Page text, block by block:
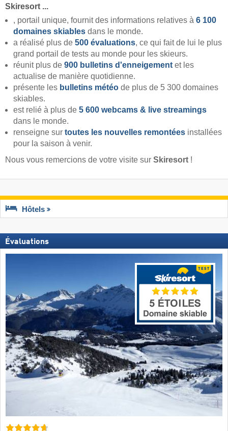
Skiresort ...
, portail unique, fournit des informations relatives à 6 100
domaines skiables dans le monde.
a réalisé plus de 500 évaluations, ce qui fait de lui le plus
grand portail de tests au monde pour les skieurs.
réunit plus de 900 bulletins d'enneigement et les
actualise de manière quotidienne.
présente les bulletins météo de plus de 5 300 domaines
skiables.
est relié à plus de 5 600 webcams & live streamings
dans le monde.
renseigne sur toutes les nouvelles remontées installées
pour la saison à venir.
Nous vous remercions de votre visite sur Skiresort !
Hôtels
Évaluations